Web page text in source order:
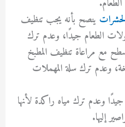
ينصح بأنه يجب تنظيف
الطعام جيدًا، وعدم ترك
مع مراعاة تنظيف المطبخ
وعدم ترك سلة المهملات
وعدم ترك مياه راكدة لأنها
إليها.